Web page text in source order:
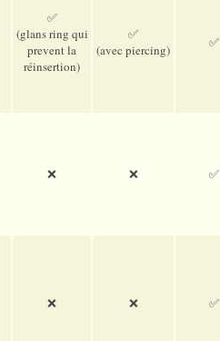
✅
(glans ring qui
prevent la
réinsertion)
✅
(avec pier­cing)
✅
❌ ❌ ✅
❌ ❌ ✅